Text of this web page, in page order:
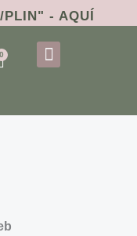
PLIN" - AQUÍ
0